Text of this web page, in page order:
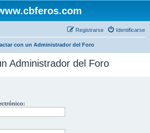
Identificarse
Registrarse
con un Administrador del Foro
Administrador del Foro